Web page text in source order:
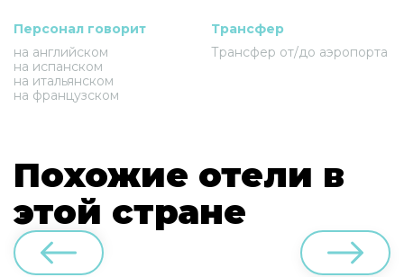
Персонал говорит
на английском
на испанском
на итальянском
на французском
Трансфер
Трансфер от/до аэропорта
Похожие отели в
этой стране